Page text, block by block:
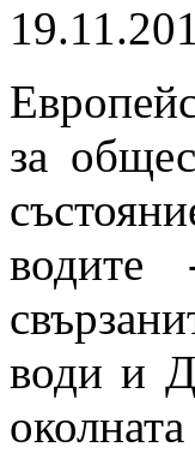
за
водите
води и